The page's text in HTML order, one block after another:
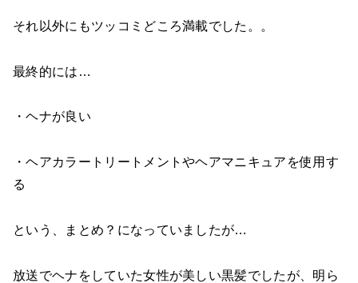
それ以外にもツッコミどころ満載でした。。
最終的には…
・ヘナが良い
・ヘアカラートリートメントやヘアマニキュアを使用す
る
という、まとめ？になっていましたが…
放送でヘナをしていた女性が美しい黒髪でしたが、明ら